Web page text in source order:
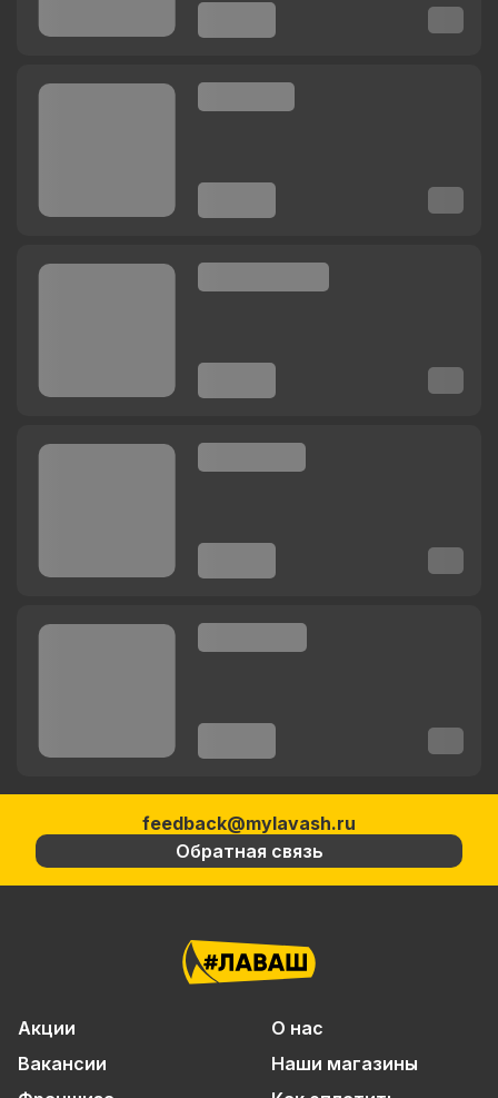
feedback@mylavash.ru
Обратная связь
Акции
О нас
Вакансии
Наши магазины